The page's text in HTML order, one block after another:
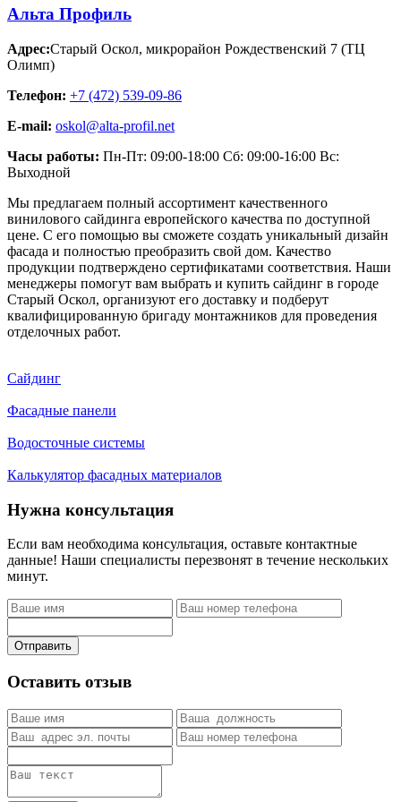
Альта Профиль
Адрес:Старый Оскол, микрорайон Рождественский 7 (ТЦ
Олимп)
Телефон: +7 (472) 539-09-86
E-mail: oskol@alta-profil.net
Часы работы: Пн-Пт: 09:00-18:00 Сб: 09:00-16:00 Вс:
Выходной
Мы предлагаем полный ассортимент качественного
винилового сайдинга европейского качества по доступной
цене. С его помощью вы сможете создать уникальный дизайн
фасада и полностью преобразить свой дом. Качество
продукции подтверждено сертификатами соответствия. Наши
менеджеры помогут вам выбрать и купить сайдинг в городе
Старый Оскол, организуют его доставку и подберут
квалифицированную бригаду монтажников для проведения
отделочных работ.
Сайдинг
Фасадные панели
Водосточные системы
Калькулятор фасадных материалов
Нужна консультация
Если вам необходима консультация, оставьте контактные
данные! Наши специалисты перезвонят в течение нескольких
минут.
Отправить
Оставить отзыв